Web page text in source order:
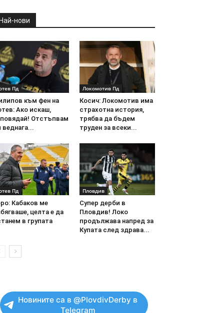
нови
Пд
към фен на
Ако искаш,
Отстъпвам
веднага...
Локомотив Пд
Косич: Локомотив има
страхотна история,
трябва да бъдем
труден за всеки...
Пд
Кабаков ме
целта е да
в групата
Пловдив
Супер дерби в
Пловдив! Локо
продължава напред за
Купата след здрава...
Новините са в @PlovdivDerby в
Telegram